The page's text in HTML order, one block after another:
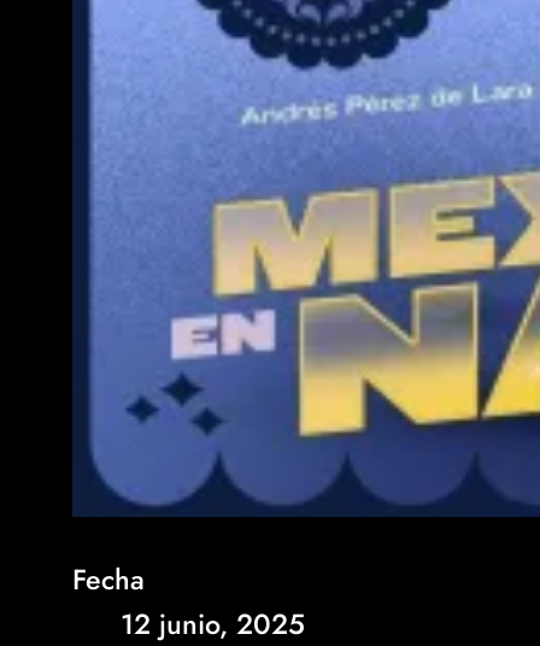
Fecha
12 junio, 2025